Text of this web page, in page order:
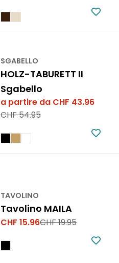
vendita
SGABELLO
HOLZ-TABURETT II
Sgabello
Prezzo
vendita
a partire da CHF 43.96
Prezzo
CHF 54.95
TAVOLINO
Tavolino MAILA
Prezzo
vendita
CHF 15.96
Prezzo
CHF 19.95